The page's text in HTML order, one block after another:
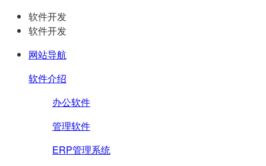
软件开发
软件开发
网站导航
软件介绍
办公软件
管理软件
ERP管理系统